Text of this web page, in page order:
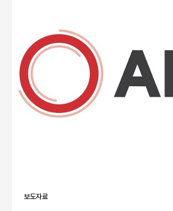
보도자료